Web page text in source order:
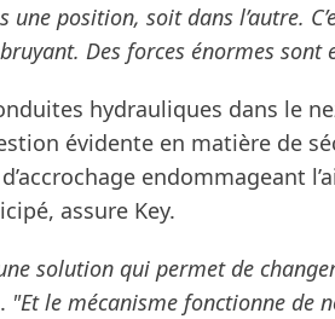
une position, soit dans l’autre.
Des forces énormes sont
hydrauliques dans le
évidente en matière de
endommageant
assure Key.
solution qui permet de
"Et le mécanisme fonctionne de